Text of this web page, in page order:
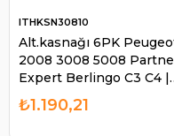
Alt.kasnağı 6PK
2008 3008 5008
Expert Berlingo C3 C4 |
ITH KSN30810
ITHKSN30810
₺1.190,21